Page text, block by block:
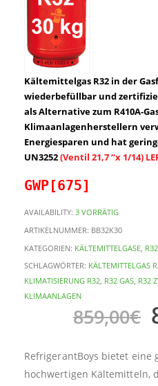
Kältemittelgas R32 in der
wiederbefüllbar und
als Alternative zum R410A-
Klimaanlagenherstellern
Energiesparen und hat
UN3252(Ventil 21,7 “x 1/14)
GWP[675]
AVAILABILITY: 3 VORRÄTIG
ARTIKELNUMMER: BB32K30
KATEGORIEN: KÄLTEMITTELGASE R32
SCHLAGWÖRTER: KÄLTEMITTELGAS
KLIMATISIERUNG R32, R32 GAS, R32
KLIMAANLAGEN
859,00€
RefrigerantBoys bietet eine
hochwertigen Kältemitteln,